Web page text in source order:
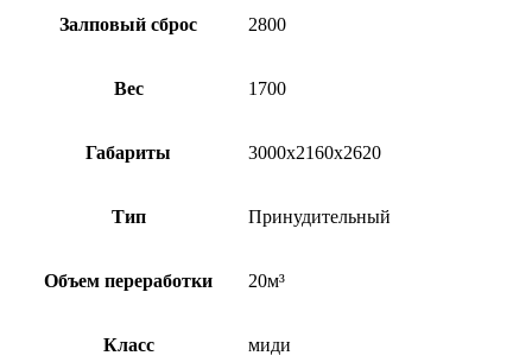
Залповый сброс 2800
Вес 1700
Габариты 3000х2160х2620
Тип Принудительный
Объем переработки 20м³
Класс миди